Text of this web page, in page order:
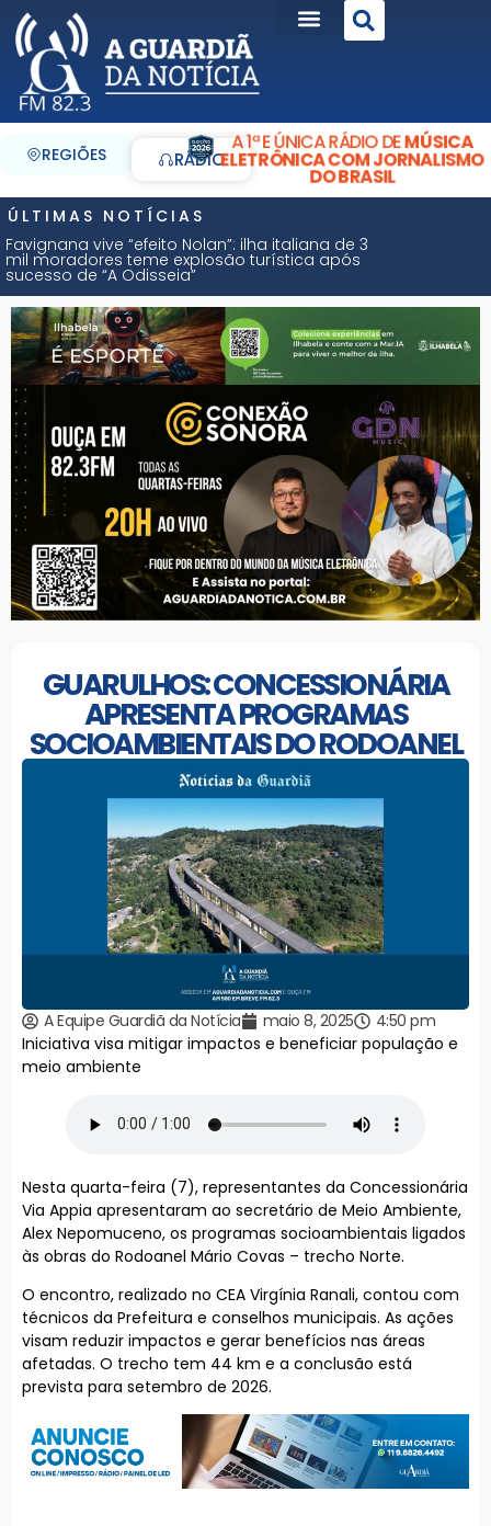
REGIÕES RÁDIO
A 1ª E ÚNICA RÁDIO DEMÚSICA
ELETRÔNICA COM JORNALISMO
DO BRASIL
ÚLTIMAS NOTÍCIAS
Favignana vive “efeito Nolan”: ilha italiana de 3
mil moradores teme explosão turística após
sucesso de “A Odisseia”
GUARULHOS: CONCESSIONÁRIA
APRESENTA PROGRAMAS
SOCIOAMBIENTAIS DO RODOANEL
A Equipe Guardiã da Notícia maio 8, 2025
4:50 pm
Iniciativa visa mitigar impactos e beneficiar população e
meio ambiente
Nesta quarta-feira (7), representantes da Concessionária
Via Appia apresentaram ao secretário de Meio Ambiente,
Alex Nepomuceno, os programas socioambientais ligados
às obras do Rodoanel Mário Covas – trecho Norte.
O encontro, realizado no CEA Virgínia Ranali, contou com
técnicos da Prefeitura e conselhos municipais. As ações
visam reduzir impactos e gerar benefícios nas áreas
afetadas. O trecho tem 44 km e a conclusão está
prevista para setembro de 2026.